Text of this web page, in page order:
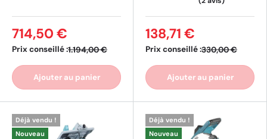
Prix conseillé :1.194,00 €
714,50 €
Ajouter au panier
Prix conseillé :330,00 €
138,71 €
Ajouter au panier
Déjà vendu !
Nouveau
Déjà vendu !
Nouveau